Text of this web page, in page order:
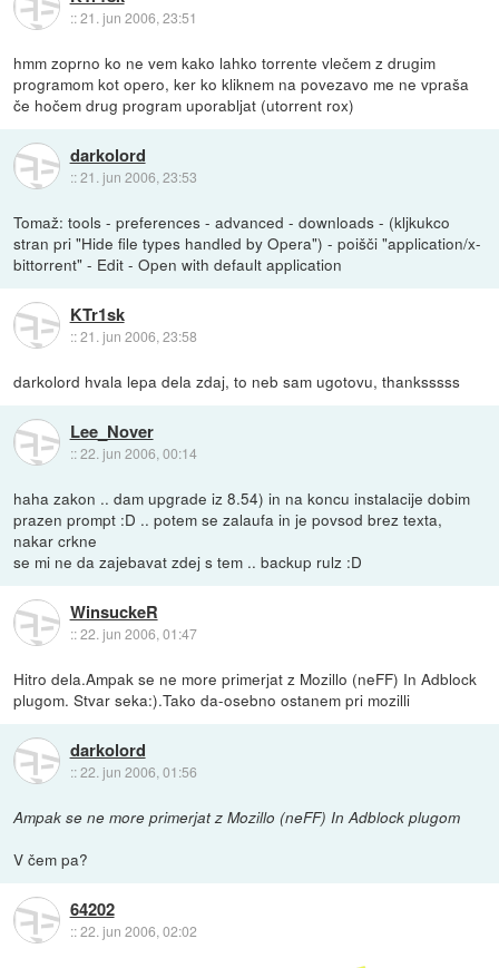
::21. jun 2006, 23:51
hmm zoprno ko ne vem kako lahko torrente vlečem z drugim
programom kot opero, ker ko kliknem na povezavo me ne vpraša
če hočem drug program uporabljat (utorrent rox)
darkolord
::21. jun 2006, 23:53
Tomaž: tools - preferences - advanced - downloads - (kljkukco
stran pri "Hide file types handled by Opera") - poišči "application/x-
bittorrent" - Edit - Open with default application
KTr1sk
::21. jun 2006, 23:58
darkolord hvala lepa dela zdaj, to neb sam ugotovu, thanksssss
Lee_Nover
::22. jun 2006, 00:14
haha zakon .. dam upgrade iz 8.54) in na koncu instalacije dobim
prazen prompt :D .. potem se zalaufa in je povsod brez texta,
nakar crkne
se mi ne da zajebavat zdej s tem .. backup rulz :D
WinsuckeR
::22. jun 2006, 01:47
Hitro dela.Ampak se ne more primerjat z Mozillo (neFF) In Adblock
plugom. Stvar seka:).Tako da-osebno ostanem pri mozilli
darkolord
::22. jun 2006, 01:56
Ampak se ne more primerjat z Mozillo (neFF) In Adblock plugom
V čem pa?
64202
::22. jun 2006, 02:02